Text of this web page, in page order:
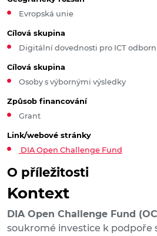
O příležitosti
Kontext
DIA Open Challenge Fund
soukromé investice k podpoře
Evropská unie
Cílová skupina
Digitální dovednosti pro ICT
Cílová skupina
Osoby s výbornými výsledky
Způsob financování
Grant
Link/webové stránky
DIA Open Challenge Fund